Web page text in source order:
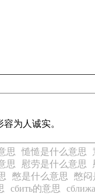
为人诚实。
思 慥慥是什么意思
思 慰劳是什么意思
憋是什么意思 憋闷
сбить的意思